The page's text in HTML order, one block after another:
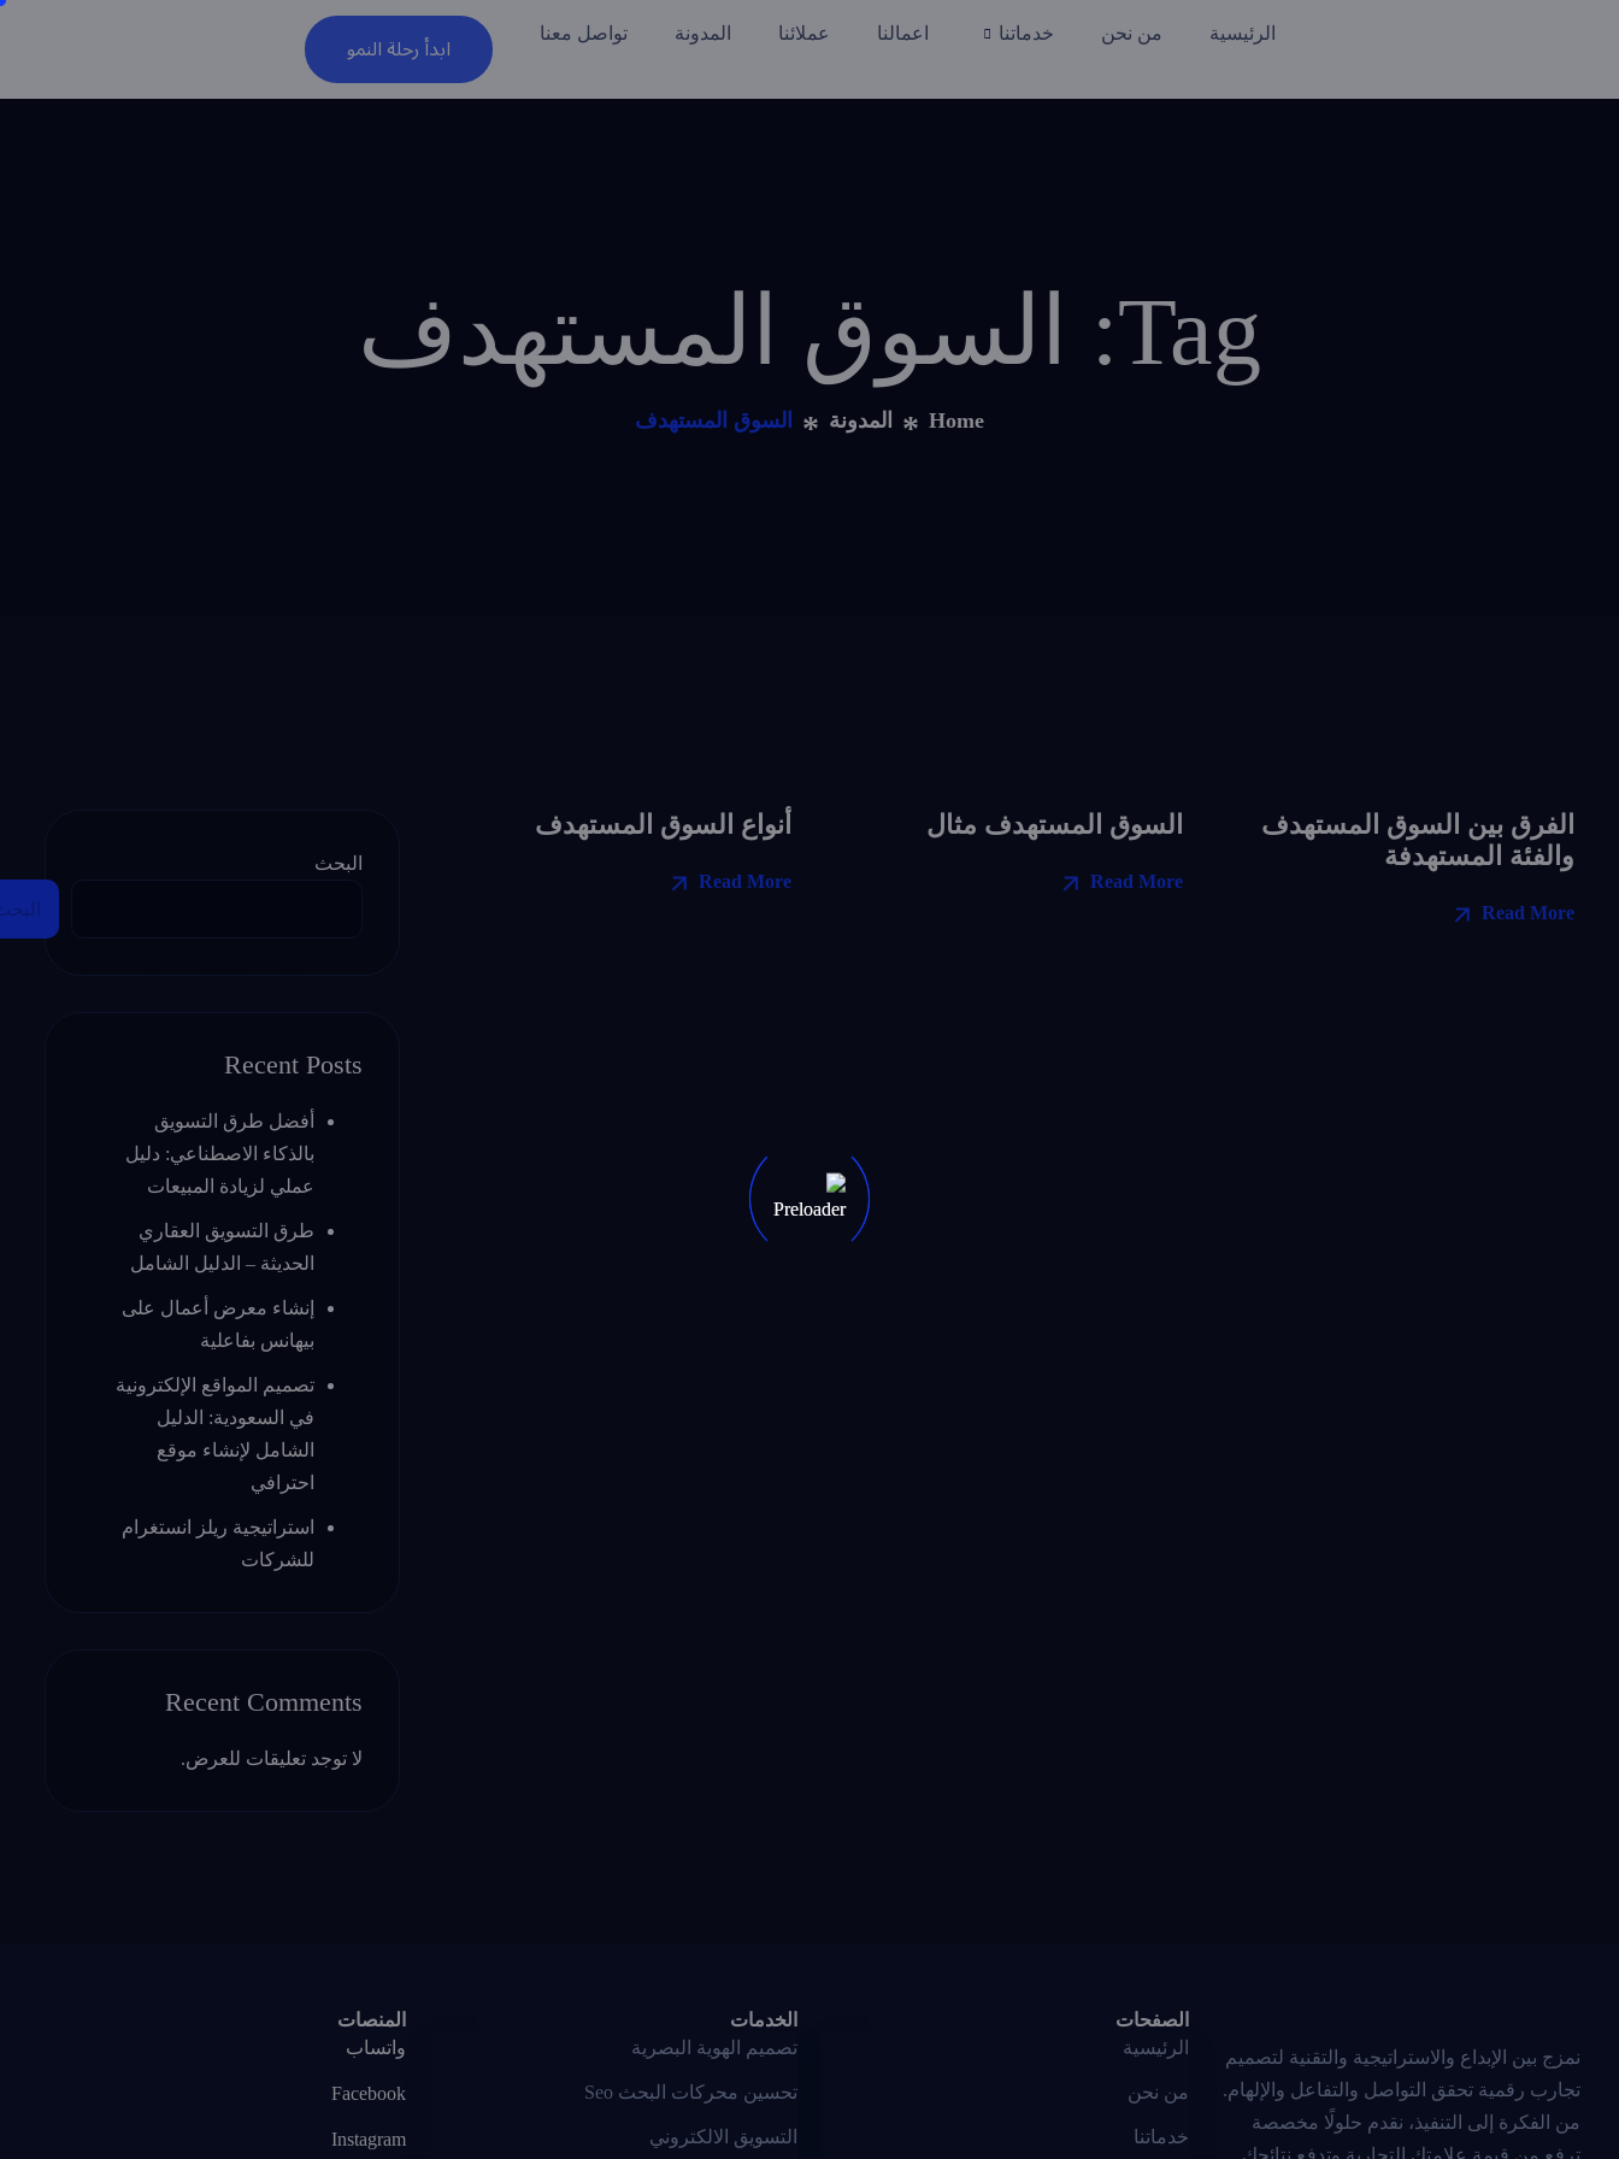
الرئيسية من نحن خدماتنا اعمالنا عملائنا المدونة تواصل معنا ابدأ رحلة النمو
Tag: السوق المستهدف
Home المدونة السوق المستهدف
الفرق بين السوق المستهدف
والفئة المستهدفة
Read More
السوق المستهدف مثال
Read More
أنواع السوق المستهدف
Read More
البحث
Recent Posts
أفضل طرق التسويق
بالذكاء الاصطناعي: دليل
عملي لزيادة المبيعات
طرق التسويق العقاري
الحديثة – الدليل الشامل
إنشاء معرض أعمال على
بيهانس بفاعلية
تصميم المواقع الإلكترونية
في السعودية: الدليل
الشامل لإنشاء موقع
احترافي
استراتيجية ريلز انستغرام
للشركات
Recent Comments
لا توجد تعليقات للعرض.
نمزج بين الإبداع والاستراتيجية والتقنية لتصميم
تجارب رقمية تحقق التواصل والتفاعل والإلهام.
من الفكرة إلى التنفيذ، نقدم حلولًا مخصصة
ترفع من قيمة علامتك التجارية وتدفع نتائجك
الصفحات
الرئيسية
من نحن
خدماتنا
الخدمات
تصميم الهوية البصرية
تحسين محركات البحث Seo
التسويق الالكتروني
المنصات
واتساب
Facebook
Instagram